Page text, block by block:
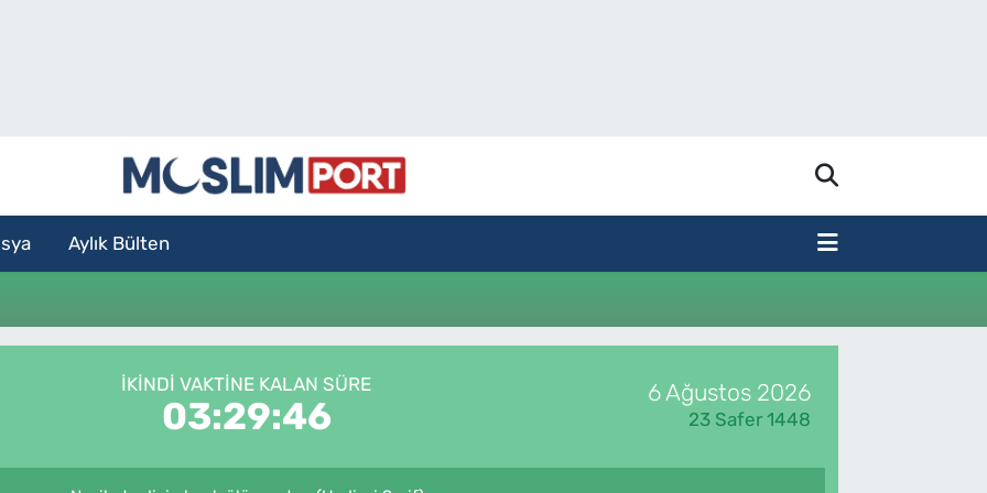
Aylık Bülten
İKINDI VAKTİNE KALAN SÜRE
03:29:45
6 Ağustos 2026
23 Safer 1448